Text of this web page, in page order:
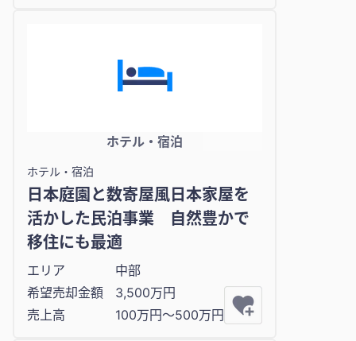
ホテル・宿泊
ホテル・宿泊
日本庭園と数寄屋風日本家屋を
活かした民泊事業 自然豊かで
移住にも最適
エリア
中部
希望売却金額
3,500万円
売上高
100万円〜500万円